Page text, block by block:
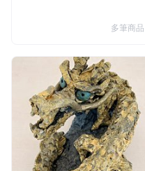
多筆商品